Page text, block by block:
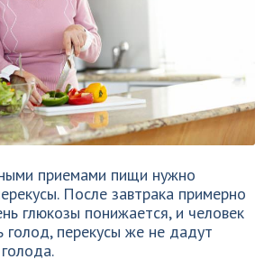
приемами пищи нужно
После завтрака примерно
глюкозы понижается, и человек
перекусы же не дадут